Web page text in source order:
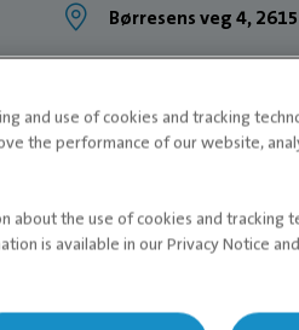
Børresens veg 4,
and use of cookies and tracking
the performance of our website,
about the use of cookies and tracking
is available in our Privacy Notice